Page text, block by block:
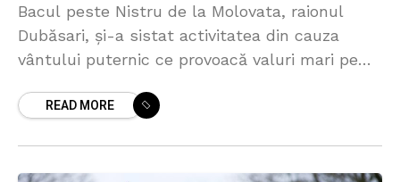
Bacul peste Nistru de la Molovata, raionul
Dubăsari, și-a sistat activitatea din cauza
vântului puternic ce provoacă valuri mari pe
care a precizat
READ MORE